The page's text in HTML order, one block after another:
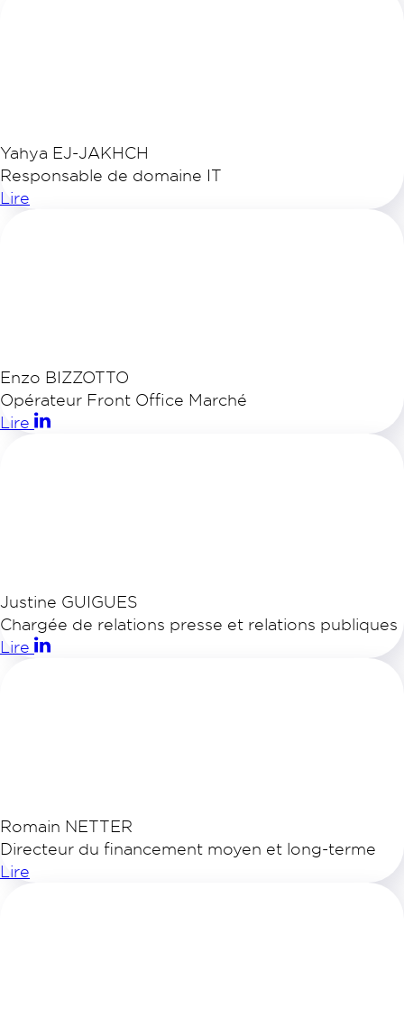
Yahya EJ-JAKHCH
Responsable de domaine IT
Lire
Enzo BIZZOTTO
Opérateur Front Office Marché
Lire
Justine GUIGUES
Chargée de relations presse et relations publiques
Lire
Romain NETTER
Directeur du financement moyen et long-terme
Lire